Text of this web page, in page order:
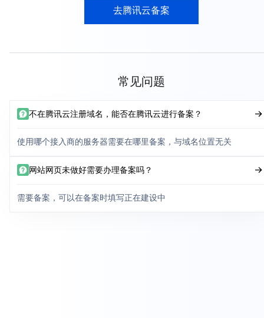
去腾讯云备案
常见问题
不在腾讯云注册域名，能否在腾讯云进行备案？
使用哪个接入商的服务器需要在哪里备案，与域名位置无关
网站网页未做好需要办理备案吗？
需要备案，可以在备案时填写正在建设中